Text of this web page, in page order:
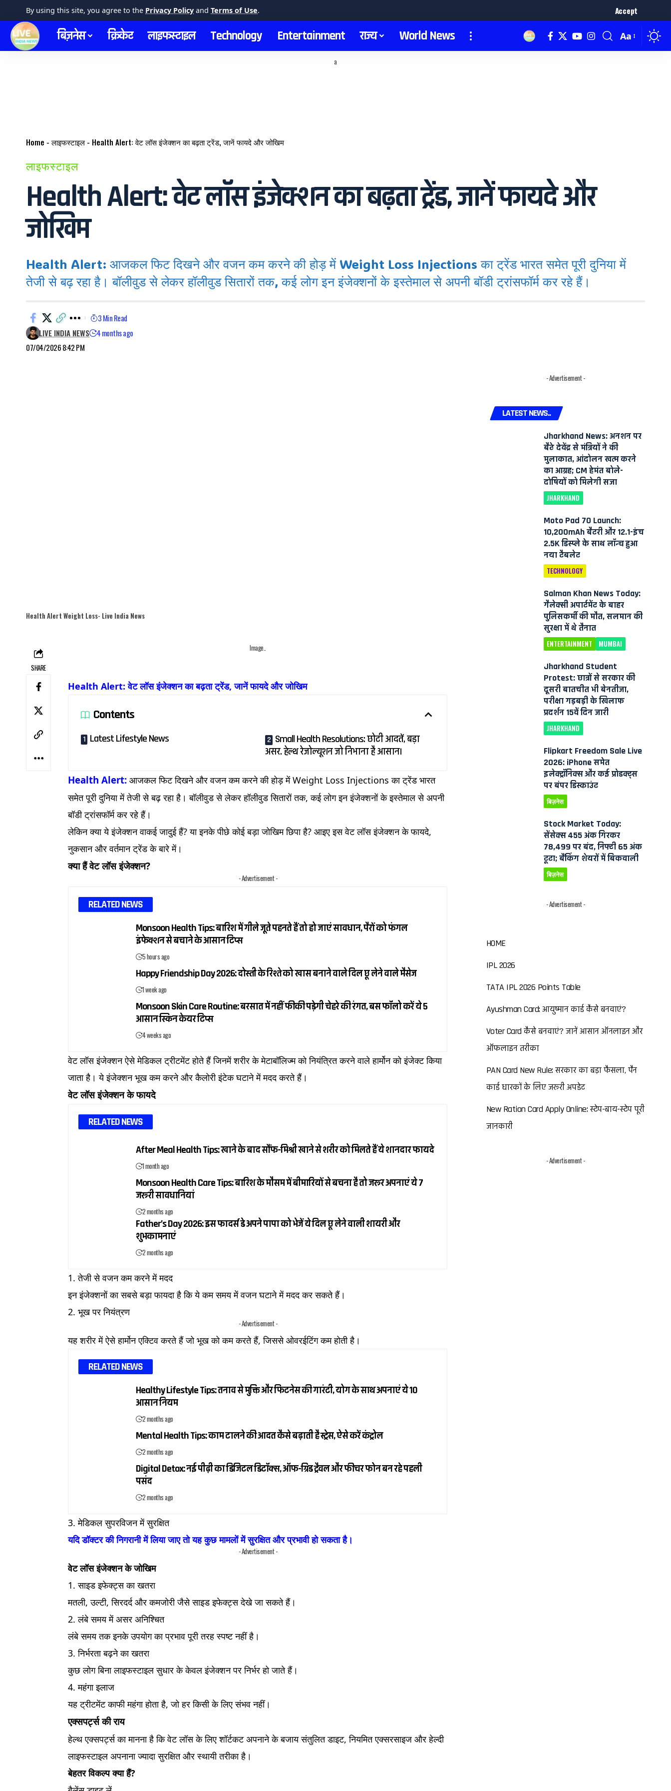
By using this site, you agree to the Privacy Policy and Terms of Use. Accept
बिज़नेस क्रिकेट लाइफस्टाइल Technology Entertainment राज्य World News Aa
a
Home -लाइफस्टाइल - Health Alert: वेट लॉस इंजेक्शन का बढ़ता ट्रेंड, जानें फायदे और जोखिम
लाइफस्टाइल
Health Alert: वेट लॉस इंजेक्शन का बढ़ता ट्रेंड, जानें फायदे और
जोखिम
Health Alert: आजकल फिट दिखने और वजन कम करने की होड़ में Weight Loss Injections का ट्रेंड भारत समेत पूरी दुनिया में
तेजी से बढ़ रहा है। बॉलीवुड से लेकर हॉलीवुड सितारों तक, कई लोग इन इंजेक्शनों के इस्तेमाल से अपनी बॉडी ट्रांसफॉर्म कर रहे हैं।
07/04/2026 8:42 PM
LIVE INDIA NEWS 4 months ago
3 Min Read
Health Alert Weight Loss- Live India News
SHARE
Image..
Health Alert: वेट लॉस इंजेक्शन का बढ़ता ट्रेंड, जानें फायदे और जोखिम
Contents
Latest Lifestyle News
Small Health Resolutions: छोटी आदतें, बड़ा
असर. हेल्थ रेजोल्यूशन जो निभाना है आसान।
Health Alert:आजकल फिट दिखने और वजन कम करने की होड़ में Weight Loss Injections का ट्रेंड भारत
समेत पूरी दुनिया में तेजी से बढ़ रहा है। बॉलीवुड से लेकर हॉलीवुड सितारों तक, कई लोग इन इंजेक्शनों के इस्तेमाल से अपनी
बॉडी ट्रांसफॉर्म कर रहे हैं।
लेकिन क्या ये इंजेक्शन वाकई जादुई हैं? या इनके पीछे कोई बड़ा जोखिम छिपा है? आइए इस वेट लॉस इंजेक्शन के फायदे,
नुकसान और वर्तमान ट्रेंड के बारे में।
क्या हैं वेट लॉस इंजेक्शन?
- Advertisement -
RELATED NEWS
Monsoon Health Tips: बारिश में गीले जूते पहनते हैं तो हो जाएं सावधान, पैरों को फंगल
इंफेक्शन से बचाने के आसान टिप्स
5 hours ago
Happy Friendship Day 2026: दोस्ती के रिश्ते को खास बनाने वाले दिल छू लेने वाले मैसेज
1 week ago
Monsoon Skin Care Routine: बरसात में नहीं फीकी पड़ेगी चेहरे की रंगत, बस फॉलो करें ये 5
आसान स्किन केयर टिप्स
4 weeks ago
वेट लॉस इंजेक्शन ऐसे मेडिकल ट्रीटमेंट होते हैं जिनमें शरीर के मेटाबॉलिज्म को नियंत्रित करने वाले हार्मोन को इंजेक्ट किया
जाता है। ये इंजेक्शन भूख कम करने और कैलोरी इंटेक घटाने में मदद करते हैं।
वेट लॉस इंजेक्शन के फायदे
RELATED NEWS
After Meal Health Tips: खाने के बाद सौंफ-मिश्री खाने से शरीर को मिलते हैं ये शानदार फायदे
1 month ago
Monsoon Health Care Tips: बारिश के मौसम में बीमारियों से बचना है तो जरूर अपनाएं ये 7
जरूरी सावधानियां
2 months ago
Father’s Day 2026: इस फादर्स डे अपने पापा को भेजें ये दिल छू लेने वाली शायरी और
शुभकामनाएं
2 months ago
1. तेजी से वजन कम करने में मदद
इन इंजेक्शनों का सबसे बड़ा फायदा है कि ये कम समय में वजन घटाने में मदद कर सकते हैं।
2. भूख पर नियंत्रण
- Advertisement -
यह शरीर में ऐसे हार्मोन एक्टिव करते हैं जो भूख को कम करते हैं, जिससे ओवरईटिंग कम होती है।
RELATED NEWS
Healthy Lifestyle Tips: तनाव से मुक्ति और फिटनेस की गारंटी, योग के साथ अपनाएं ये 10
आसान नियम
2 months ago
Mental Health Tips: काम टालने की आदत कैसे बढ़ाती है स्ट्रेस, ऐसे करें कंट्रोल
2 months ago
Digital Detox: नई पीढ़ी का डिजिटल डिटॉक्स, ऑफ-ग्रिड ट्रैवल और फीचर फोन बन रहे पहली
पसंद
2 months ago
3. मेडिकल सुपरविजन में सुरक्षित
यदि डॉक्टर की निगरानी में लिया जाए तो यह कुछ मामलों में सुरक्षित और प्रभावी हो सकता है।
- Advertisement -
वेट लॉस इंजेक्शन के जोखिम
1. साइड इफेक्ट्स का खतरा
मतली, उल्टी, सिरदर्द और कमजोरी जैसे साइड इफेक्ट्स देखे जा सकते हैं।
2. लंबे समय में असर अनिश्चित
लंबे समय तक इनके उपयोग का प्रभाव पूरी तरह स्पष्ट नहीं है।
3. निर्भरता बढ़ने का खतरा
कुछ लोग बिना लाइफस्टाइल सुधार के केवल इंजेक्शन पर निर्भर हो जाते हैं।
4. महंगा इलाज
यह ट्रीटमेंट काफी महंगा होता है, जो हर किसी के लिए संभव नहीं।
एक्सपर्ट्स की राय
हेल्थ एक्सपर्ट्स का मानना है कि वेट लॉस के लिए शॉर्टकट अपनाने के बजाय संतुलित डाइट, नियमित एक्सरसाइज और हेल्दी
लाइफस्टाइल अपनाना ज्यादा सुरक्षित और स्थायी तरीका है।
बेहतर विकल्प क्या हैं?
- Advertisement -
LATEST NEWS..
Jharkhand News: अनशन पर
बैठे देवेंद्र से मंत्रियों ने की
मुलाकात, आंदोलन खत्म करने
का आग्रह; CM हेमंत बोले-
दोषियों को मिलेगी सजा
JHARKHAND
Moto Pad 70 Launch:
10,200mAh बैटरी और 12.1-इंच
2.5K डिस्प्ले के साथ लॉन्च हुआ
नया टैबलेट
TECHNOLOGY
Salman Khan News Today:
गैलेक्सी अपार्टमेंट के बाहर
पुलिसकर्मी की मौत, सलमान की
सुरक्षा में थे तैनात
ENTERTAINMENT MUMBAI
Jharkhand Student
Protest: छात्रों से सरकार की
दूसरी बातचीत भी बेनतीजा,
परीक्षा गड़बड़ी के खिलाफ
प्रदर्शन 15वें दिन जारी
JHARKHAND
Flipkart Freedom Sale Live
2026: iPhone समेत
इलेक्ट्रॉनिक्स और कई प्रोडक्ट्स
पर बंपर डिस्काउंट
बिज़नेस
Stock Market Today:
सेंसेक्स 455 अंक गिरकर
78,499 पर बंद, निफ्टी 65 अंक
टूटा; बैंकिंग शेयरों में बिकवाली
बिज़नेस
- Advertisement -
HOME
IPL 2026
TATA IPL 2026 Points Table
Ayushman Card: आयुष्मान कार्ड कैसे बनवाएं?
Voter Card कैसे बनवाएं? जानें आसान ऑनलाइन और
ऑफलाइन तरीका
PAN Card New Rule: सरकार का बड़ा फैसला, पैन
कार्ड धारकों के लिए जरूरी अपडेट
New Ration Card Apply Online: स्टेप-बाय-स्टेप पूरी
जानकारी
- Advertisement -